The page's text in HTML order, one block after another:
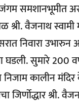
समशानभूमीत
वैजनाथ स्वामी
निवारा
सुमारे 200
कालीन
जिर्णोद्धार श्री.